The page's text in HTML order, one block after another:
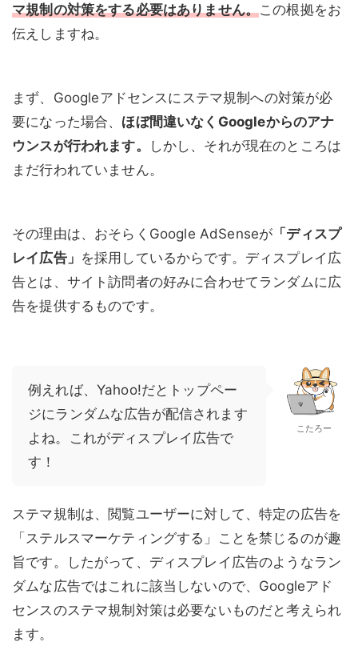
マ規制の対策をする必要はありません。この根拠をお
伝えしますね。
まず、Googleアドセンスにステマ規制への対策が必
要になった場合、 ほぼ間違いなくGoogleからのアナ
ウンスが行われます。
しかし、それが現在のところは
まだ行われていません。
その理由は、おそらくGoogle AdSenseが 「ディスプ
レイ広告」 を採用しているからです。ディスプレイ広
告とは、サイト訪問者の好みに合わせてランダムに広
告を提供するものです。
例えれば、Yahoo!だとトップペー
ジにランダムな広告が配信されます
よね。これがディスプレイ広告で
す！
こたろー
ステマ規制は、閲覧ユーザーに対して、特定の広告を
「ステルスマーケティングする」ことを禁じるのが趣
旨です。したがって、ディスプレイ広告のようなラン
ダムな広告ではこれに該当しないので、Googleアド
センスのステマ規制対策は必要ないものだと考えられ
ます。